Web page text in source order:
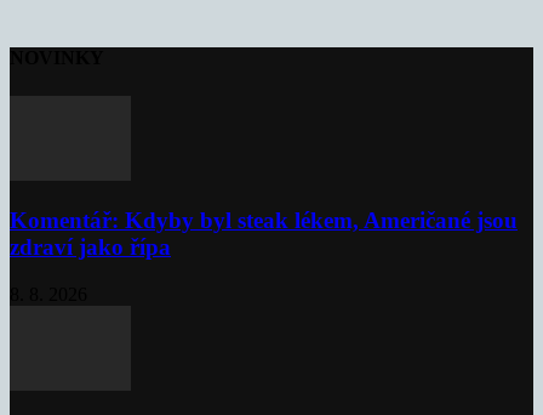
Komentář: Kdyby byl steak lékem, Američané jsou
zdraví jako řípa